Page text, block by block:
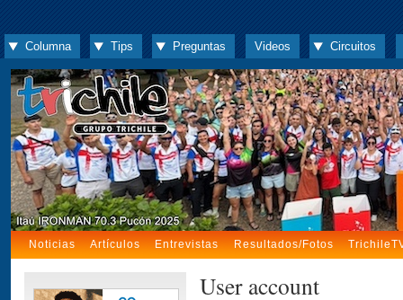
Columna Tips Preguntas Videos Circuitos
Noticias Artículos Entrevistas Resultados/Fotos
User account